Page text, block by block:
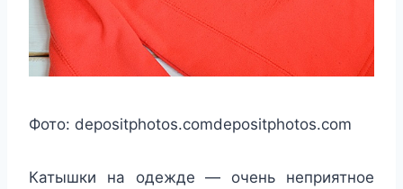
Фото: depositphotos.comdepositphotos.com
Катышки на одежде — очень неприятное